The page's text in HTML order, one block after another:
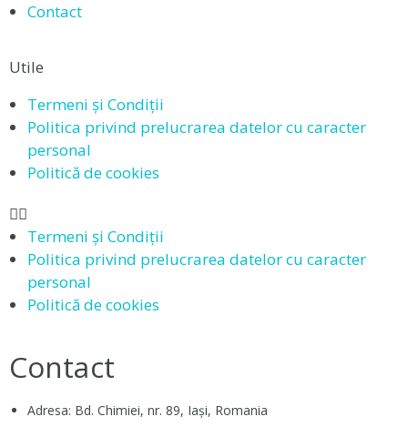
Contact
Utile
Termeni și Condiții
Politica privind prelucrarea datelor cu caracter
personal
Politică de cookies
Termeni și Condiții
Politica privind prelucrarea datelor cu caracter
personal
Politică de cookies
Contact
Adresa: Bd. Chimiei, nr. 89, Iași, Romania